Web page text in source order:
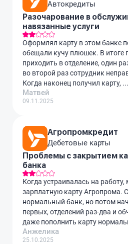
Автокредиты
Разочарование в
навязанные услуги
Оформлял карту в этом банке
обещали кучу плюшек. В
приходить в отделение, один
во второй раз сотрудник
Когда наконец получил карту, ...
Матвей
09.11.2025
Агропромкредит
Дебетовые карты
Проблемы с закрытием
банка
Когда устраивалась на
зарплатную карту Агропрома.
нормальный банк, но потом
первых, отделений раз-два и
даже пополнить карту
Анжелика
25.10.2025